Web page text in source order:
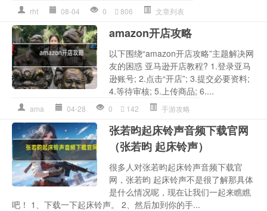
rht 08-04 0 806 文章列表
amazon开店攻略
以下围绕“amazon开店攻略”主题解决网
友的困惑 亚马逊开店教程? 1.登录亚马
逊账号; 2.点击“开店”; 3.提交必要资料;
4.等待审核; 5.上传商品; 6....
ama 04-28 0 142 手游攻略
张若昀起床铃声音频下载官网
（张若昀 起床铃声）
很多人对张若昀起床铃声音频下载官
网，张若昀 起床铃声不是很了解那具体
是什么情况呢，现在让我们一起来瞧瞧
吧！ 1、下载一下起床铃声。 2、然后加到你的手...